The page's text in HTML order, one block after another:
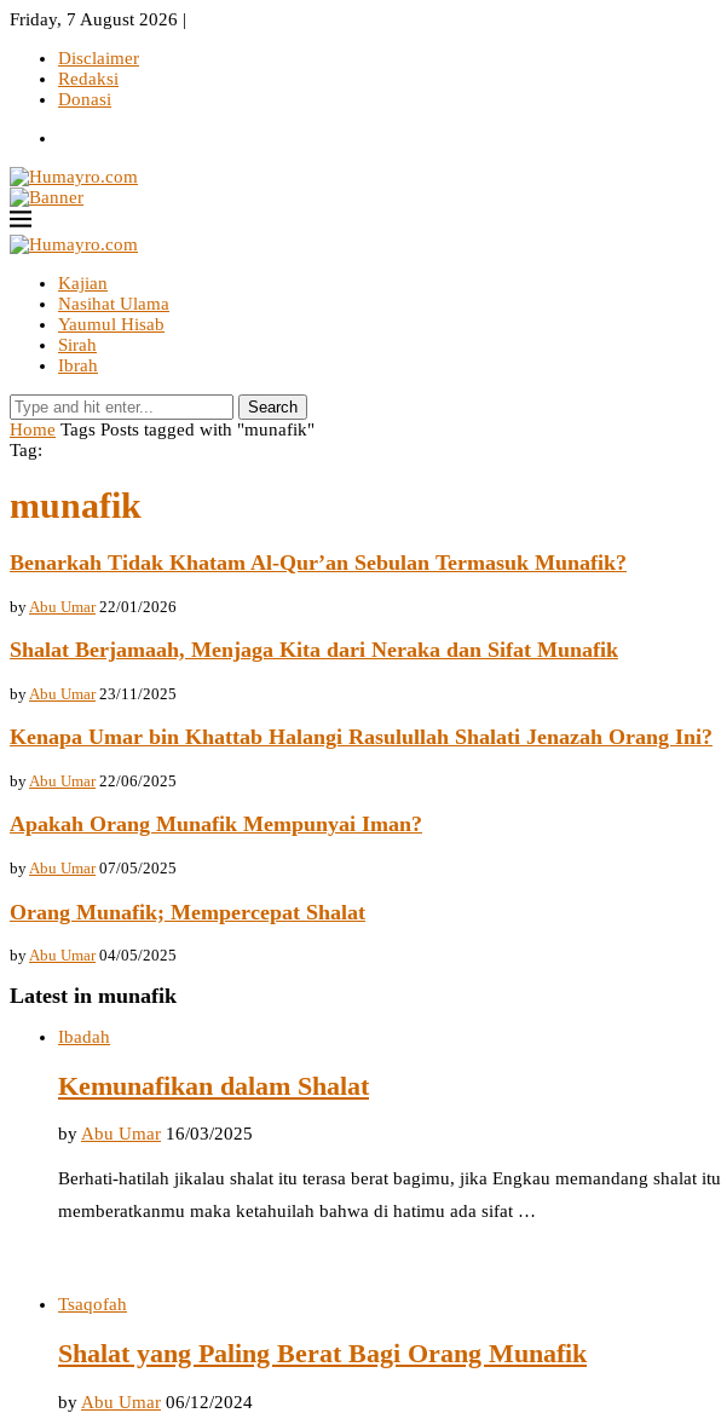
Friday, 7 August 2026 |
Disclaimer
Redaksi
Donasi
Kajian
Nasihat Ulama
Yaumul Hisab
Sirah
Ibrah
Search
Home Tags Posts tagged with "munafik"
Tag:
munafik
Benarkah Tidak Khatam Al-Qur’an Sebulan Termasuk Munafik?
by Abu Umar 22/01/2026
Shalat Berjamaah, Menjaga Kita dari Neraka dan Sifat Munafik
by Abu Umar 23/11/2025
Kenapa Umar bin Khattab Halangi Rasulullah Shalati Jenazah Orang Ini?
by Abu Umar 22/06/2025
Apakah Orang Munafik Mempunyai Iman?
byAbu Umar 07/05/2025
Orang Munafik; Mempercepat Shalat
byAbu Umar 04/05/2025
Latest in munafik
Ibadah
Kemunafikan dalam Shalat
byAbu Umar 16/03/2025
Berhati-hatilah jikalau shalat itu terasa berat bagimu, jika Engkau memandang shalat itu
memberatkanmu maka ketahuilah bahwa di hatimu ada sifat …
Tsaqofah
Shalat yang Paling Berat Bagi Orang Munafik
by Abu Umar 06/12/2024